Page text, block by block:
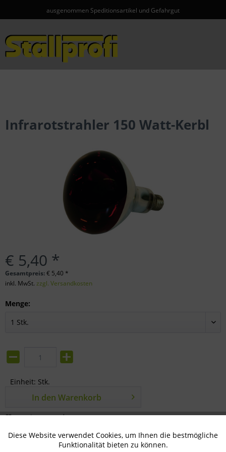
ausgenommen Speditionsartikel und Gefahrgut
Infrarotstrahler 150 Watt-Kerbl
€ 5,40 *
Gesamtpreis:€ 5,40 *
inkl. MwSt. zzgl. Versandkosten
Menge:
Einheit: Stk.
In den Warenkorb
Merken Bewerten
Artikel-Nr.: 35-09-0300
Technisch notwendig Aktiv
Diese Website verwendet Cookies, um Ihnen die bestmögliche
Funktionalität bieten zu können.